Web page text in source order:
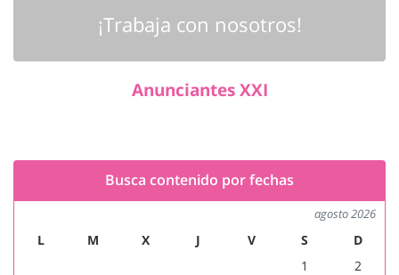
¡Trabaja con nosotros!
Anunciantes XXI
Busca contenido por fechas
agosto 2026
L M X J V S
D
1
2